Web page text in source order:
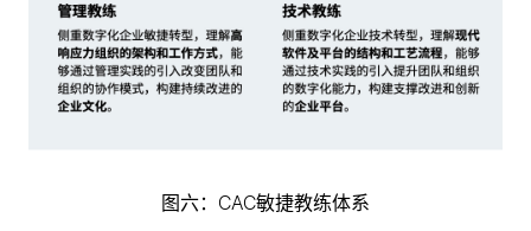
图六：CAC敏捷教练体系